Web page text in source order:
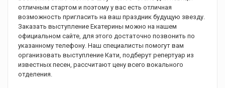
отличным стартом и поэтому у вас есть отличная
возможность пригласить на ваш праздник будущую звезду.
Заказать выступление Екатерины можно на нашем
официальном сайте, для этого достаточно позвонить по
указанному телефону. Наш специалисты помогут вам
организовать выступление Кати, подберут репертуар из
известных песен, рассчитают цену всего вокального
отделения.